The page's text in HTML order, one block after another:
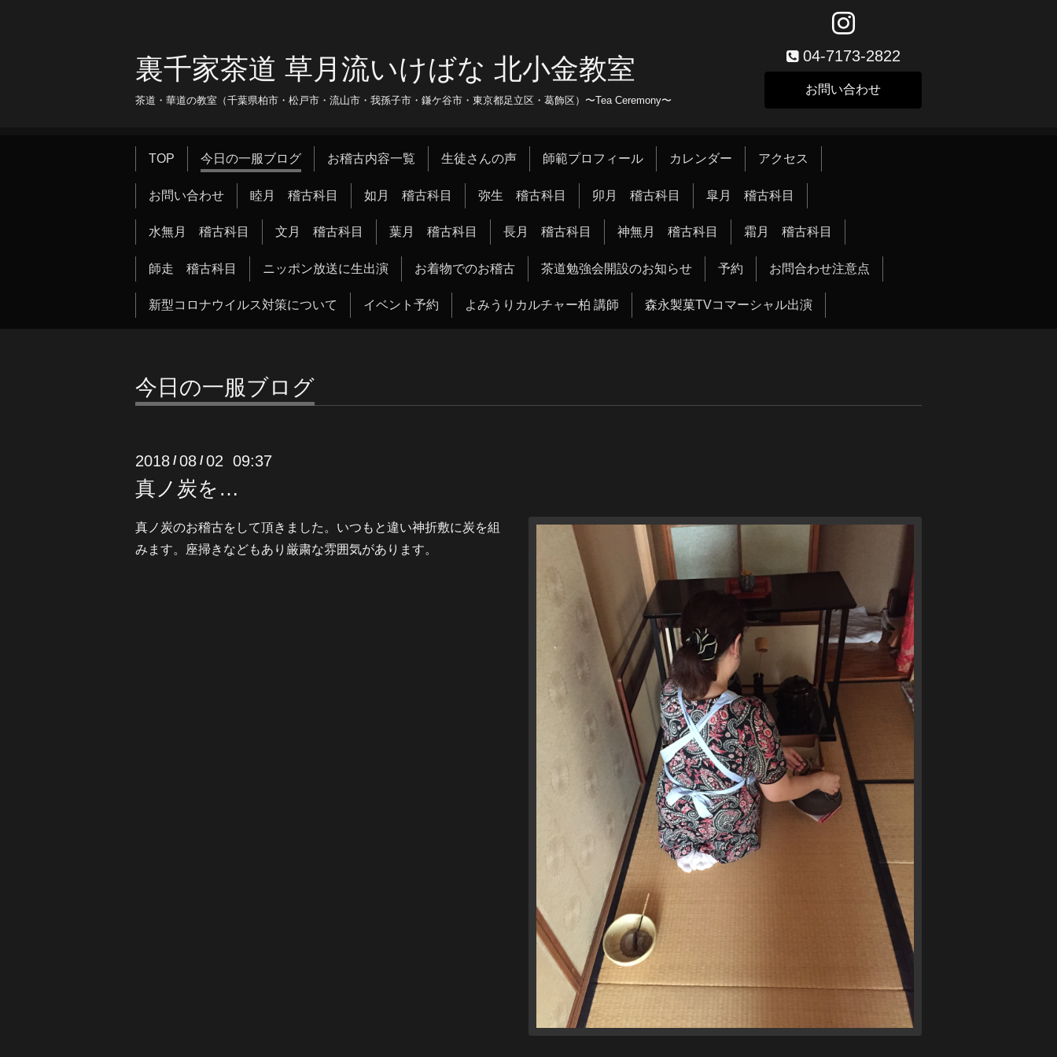
裏千家茶道 草月流いけばな 北小金教室
茶道・華道の教室（千葉県柏市・松戸市・流山市・我孫子市・鎌ケ谷市・東京都足立区・葛飾区）〜Tea Ceremony〜
04-7173-2822
お問い合わせ
TOP 今日の一服ブログ お稽古内容一覧 生徒さんの声 師範プロフィール カレンダー アクセス
お問い合わせ 睦月 稽古科目 如月 稽古科目 弥生 稽古科目 卯月 稽古科目 皐月 稽古科目
水無月 稽古科目 文月 稽古科目 葉月 稽古科目 長月 稽古科目 神無月 稽古科目 霜月 稽古科目
師走 稽古科目 ニッポン放送に生出演 お着物でのお稽古 茶道勉強会開設のお知らせ 予約 お問合わせ注意点
新型コロナウイルス対策について イベント予約 よみうりカルチャー柏 講師 森永製菓TVコマーシャル出演
今日の一服ブログ
2018 /08 /02 09:37
真ノ炭を…
真ノ炭のお稽古をして頂きました。いつもと違い神折敷に炭を組
みます。座掃きなどもあり厳粛な雰囲気があります。